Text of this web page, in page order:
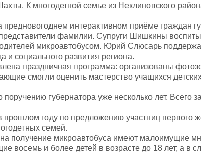
К многодетной семье из Неклиновского
интерактивном приёме граждан
фамилии. Супруги Шишкины
микроавтобусом. Юрий Слюсарь
и социального развития региона.
праздничная программа: организованы
смогли оценить мастерство учащихся
губернатора уже несколько лет. Всего
году по предложению участниц
семей.
получение микроавтобуса имеют малоимущие
и более детей в возрасте до 18 лет, а в